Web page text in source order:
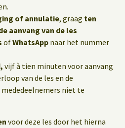
of annulatie, graag ten
aanvang van de les
ofWhatsApp naar het nummer
vijf à tien minuten voor aanvang
van de les en de
niet te
voor deze les door het hierna